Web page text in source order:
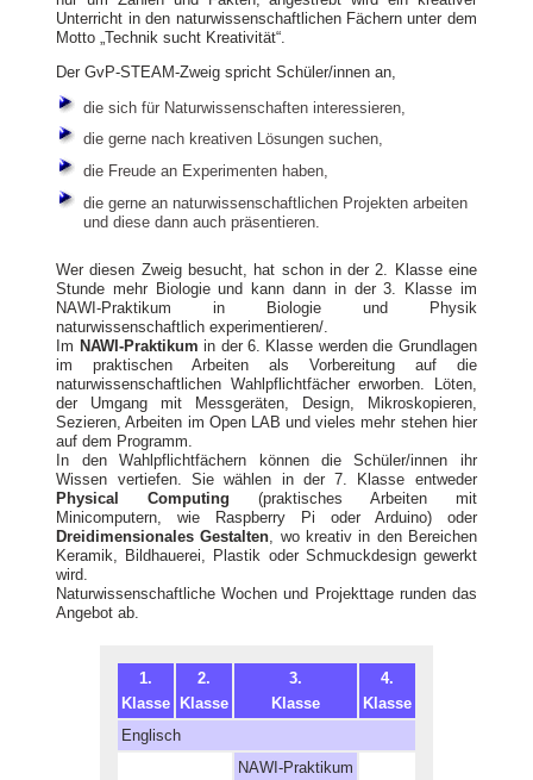
Unterricht in den naturwissenschaftlichen Fächern unter dem
Motto „Technik sucht Kreativität“.
Der GvP-STEAM-Zweig spricht Schüler/innen an,
die sich für Naturwissenschaften interessieren,
die gerne nach kreativen Lösungen suchen,
die Freude an Experimenten haben,
die gerne an naturwissenschaftlichen Projekten arbeiten
und diese dann auch präsentieren.
Wer diesen Zweig besucht, hat schon in der 2. Klasse eine
Stunde mehr Biologie und kann dann in der 3. Klasse im
NAWI-Praktikum in Biologie und Physik
naturwissenschaftlich experimentieren/.
Im NAWI-Praktikum in der 6. Klasse werden die Grundlagen
im praktischen Arbeiten als Vorbereitung auf die
naturwissenschaftlichen Wahlpflichtfächer erworben. Löten,
der Umgang mit Messgeräten, Design, Mikroskopieren,
Sezieren, Arbeiten im Open LAB und vieles mehr stehen hier
auf dem Programm.
In den Wahlpflichtfächern können die Schüler/innen ihr
Wissen vertiefen. Sie wählen in der 7. Klasse entweder
Physical Computing (praktisches Arbeiten mit
Minicomputern, wie Raspberry Pi oder Arduino) oder
Dreidimensionales Gestalten , wo kreativ in den Bereichen
Keramik, Bildhauerei, Plastik oder Schmuckdesign gewerkt
wird.
Naturwissenschaftliche Wochen und Projekttage runden das
Angebot ab.
1.
Klasse
2.
Klasse
3.
Klasse
4.
Klasse
Englisch
NAWI-Praktikum